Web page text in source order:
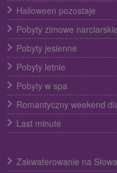
Halloween pozostaje
Pobyty zimowe narciarskie
Pobyty jesienne
Pobyty letnie
Pobyty w spa
Romantyczny weekend
Last minute
Zakwaterowanie na